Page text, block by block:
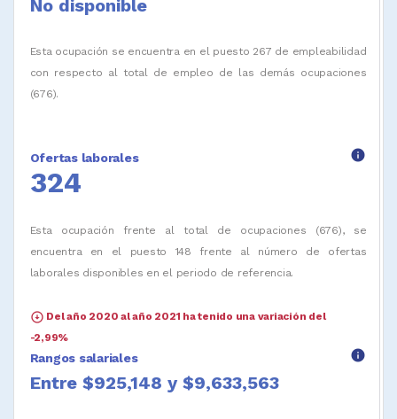
No disponible
Esta ocupación se encuentra en el puesto 267 de empleabilidad
con respecto al total de empleo de las demás ocupaciones
(676).
Ofertas laborales info
324
Esta ocupación frente al total de ocupaciones (676), se
encuentra en el puesto 148 frente al número de ofertas
laborales disponibles en el periodo de referencia.
arrow_circle_down Del año 2020 al año 2021 ha tenido una variación del
-2,99%
Rangos salariales info
Entre $925,148 y $9,633,563